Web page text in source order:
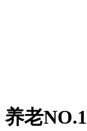
老NO.1